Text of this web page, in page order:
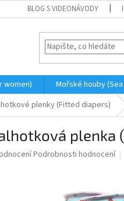
BLOG S VIDEONÁVODY
women) Mořské houby
plenky (Fitted diapers)
plenka
Podrobnosti hodnocení